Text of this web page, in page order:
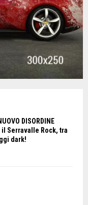
DISORDINE
il Serravalle Rock, tra
dark!